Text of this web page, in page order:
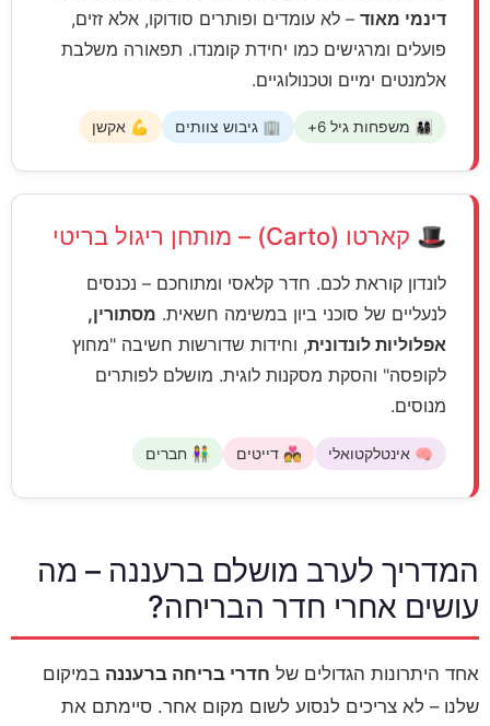
דינמי מאוד – לא עומדים ופותרים סודוקו, אלא זזים,
פועלים ומרגישים כמו יחידת קומנדו. תפאורה משלבת
אלמנטים ימיים וטכנולוגיים.
👨‍👩‍👧‍👦 משפחות גיל 6+ 🏢 גיבוש צוותים 💪 אקשן
🎩 קארטו (Carto) – מותחן ריגול בריטי
לונדון קוראת לכם. חדר קלאסי ומתוחכם – נכנסים
לנעליים של סוכני ביון במשימה חשאית. מסתורין,
אפלוליות לונדונית, וחידות שדורשות חשיבה "מחוץ
לקופסה" והסקת מסקנות לוגית. מושלם לפותרים
מנוסים.
🧠 אינטלקטואלי 💑 דייטים 👫 חברים
המדריך לערב מושלם ברעננה – מה
עושים אחרי חדר הבריחה?
אחד היתרונות הגדולים של חדרי בריחה ברעננה במיקום
שלנו – לא צריכים לנסוע לשום מקום אחר. סיימתם את